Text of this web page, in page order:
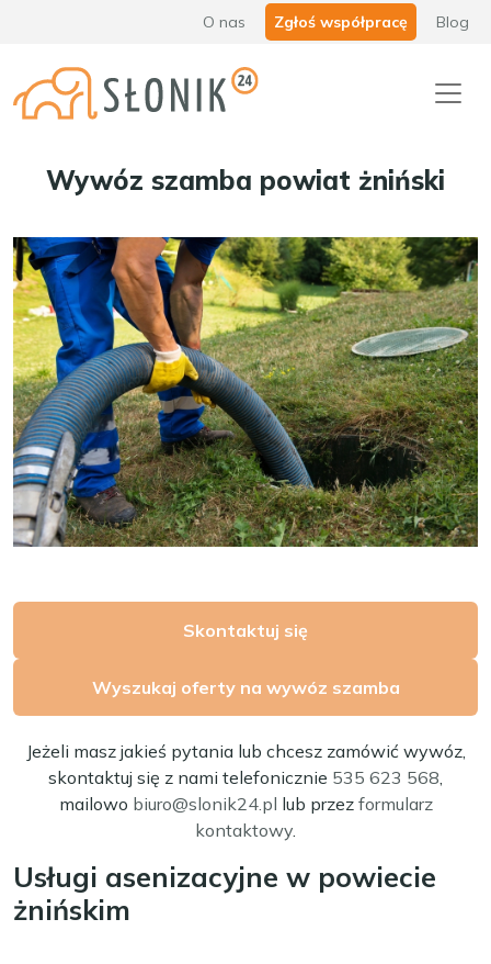
O nas Zgłoś współpracę Blog
Wywóz szamba powiat żniński
Skontaktuj się
Wyszukaj oferty na wywóz szamba
Jeżeli masz jakieś pytania lub chcesz zamówić wywóz,
skontaktuj się z nami telefonicznie 535 623 568,
mailowo biuro@slonik24.pl lub przez formularz
kontaktowy.
Usługi asenizacyjne w powiecie
żnińskim